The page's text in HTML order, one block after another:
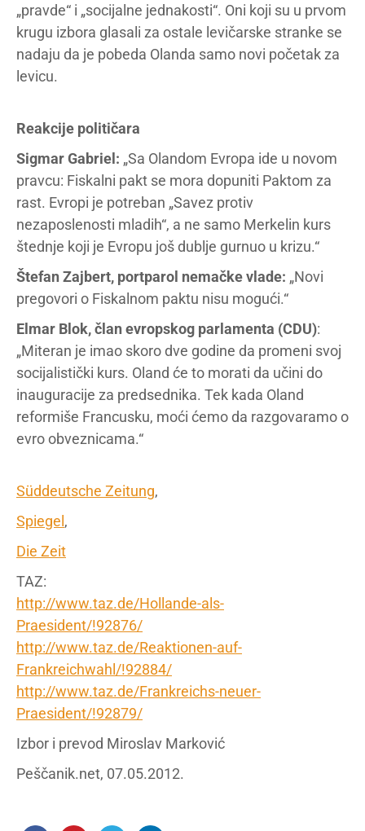
„pravde“ i „socijalne jednakosti“. Oni koji su u prvom
krugu izbora glasali za ostale levičarske stranke se
nadaju da je pobeda Olanda samo novi početak za
levicu.
Reakcije političara
Sigmar Gabriel: „Sa Olandom Evropa ide u novom
pravcu: Fiskalni pakt se mora dopuniti Paktom za
rast. Evropi je potreban „Savez protiv
nezaposlenosti mladih“, a ne samo Merkelin kurs
štednje koji je Evropu još dublje gurnuo u krizu.“
Štefan Zajbert, portparol nemačke vlade: „Novi
pregovori o Fiskalnom paktu nisu mogući.“
Elmar Blok, član evropskog parlamenta (CDU):
„Miteran je imao skoro dve godine da promeni svoj
socijalistički kurs. Oland će to morati da učini do
inauguracije za predsednika. Tek kada Oland
reformiše Francusku, moći ćemo da razgovaramo o
evro obveznicama.“
Süddeutsche Zeitung,
Spiegel,
Die Zeit
TAZ:
http://www.taz.de/Hollande-als-
Praesident/!92876/
http://www.taz.de/Reaktionen-auf-
Frankreichwahl/!92884/
http://www.taz.de/Frankreichs-neuer-
Praesident/!92879/
Izbor i prevod Miroslav Marković
Peščanik.net, 07.05.2012.